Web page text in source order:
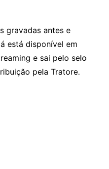
gravadas antes e
está disponível em
e sai pelo selo
pela Tratore.